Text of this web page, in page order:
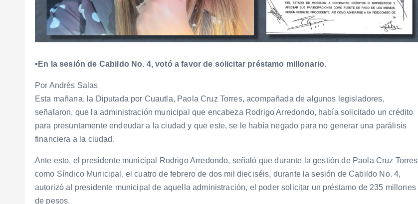
•En la sesión de Cabildo No. 4, votó a favor de solicitar préstamo millonario.
Por Andrés Salas
Esta mañana, la Diputada por Cuautla, Paola Cruz Torres, acompañada de algunos legisladores,
señalaron, que la administración municipal que encabeza Rodrigo Arredondo, había solicitado un crédito
para presuntamente endeudar a la ciudad y que este, se le había negado para no generar una parálisis
financiera a la ciudad.
Ante esto, el presidente municipal Rodrigo Arredondo, señaló que durante la gestión de Paola Cruz Torres
como Síndico Municipal, el cuatro de febrero de dos mil dieciséis, durante la sesión de Cabildo No. 4,
autorizó al presidente municipal de aquella administración, el poder solicitar un préstamo de 235 millones
de pesos.